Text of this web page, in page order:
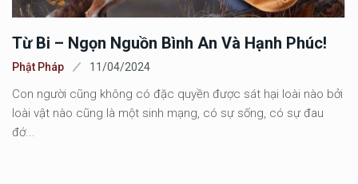
Từ Bi – Ngọn Nguồn Bình An Và Hạnh Phúc!
Phật Pháp 11/04/2024
Con người cũng không có đặc quyền được sát hại loài nào bởi
loài vật nào cũng là một sinh mạng, có sự sống, có sự đau
đớ...